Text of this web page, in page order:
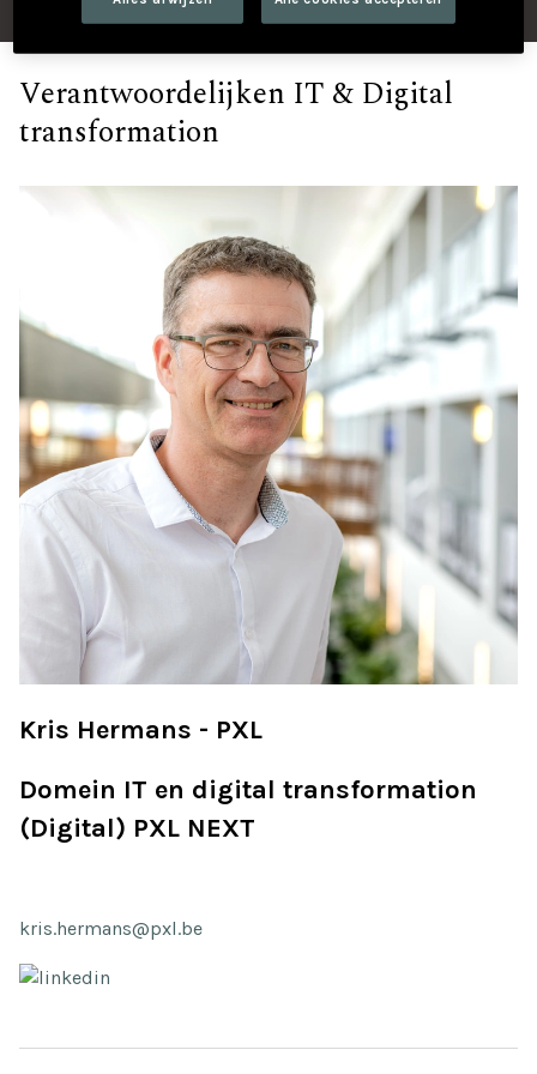
Verantwoordelijken IT & Digital
transformation
Kris Hermans - PXL
Domein IT en digital transformation
(Digital) PXL NEXT
kris.hermans@pxl.be